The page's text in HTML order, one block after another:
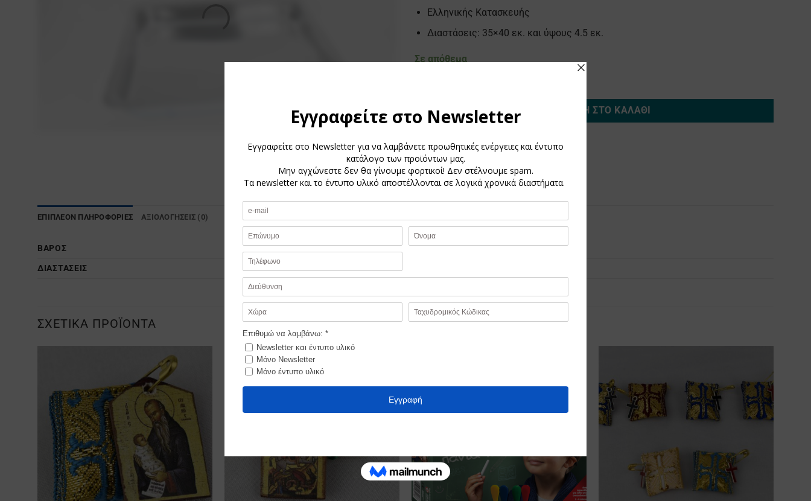
Ελληνικής Κατασκευής
Διαστάσεις: 35×40 εκ. και ύψους 4.5 εκ.
Σε απόθεμα
ΠΡΟΣΘΉΚΗ ΣΤΟ ΚΑΛΆΘΙ
ΕΠΙΠΛΈΟΝ ΠΛΗΡΟΦΟΡΊΕΣ ΑΞΙΟΛΟΓΉΣΕΙΣ (0)
ΒΆΡΟΣ
0,940 κ.
ΔΙΑΣΤΆΣΕΙΣ
35 × 40 × 5,5 cm
ΣΧΕΤΙΚΆ ΠΡΟΪΌΝΤΑ
Προσθήκη
στα
Αγαπημένα
στα
Αγαπημένα
στα
Προσθήκη
στα
Αγαπημένα